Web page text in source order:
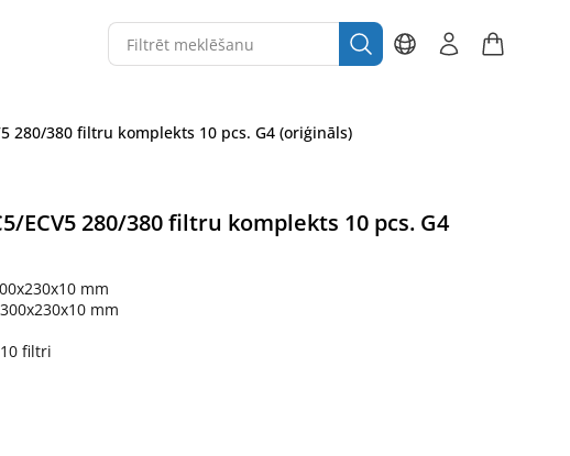
280/380 filtru komplekts 10 pcs. G4 (oriģināls)
ECV5 280/380 filtru komplekts 10 pcs. G4
mm
300x230x10 mm
10 filtri